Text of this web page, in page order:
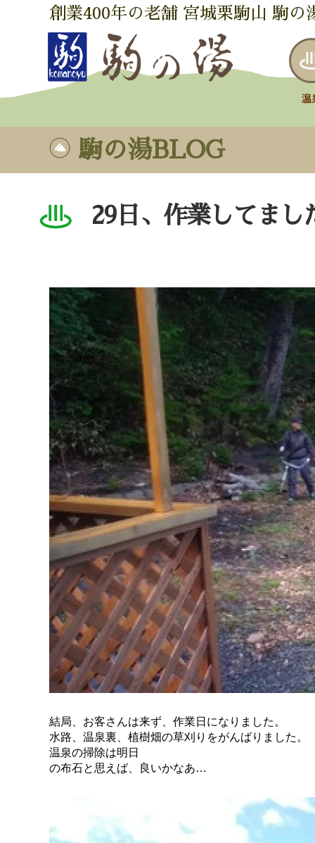
創業400年の老舗 宮城栗駒山 駒の
駒の湯BLOG
29日、作業してまし
結局、お客さんは来ず、作業日になりました。
水路、温泉裏、植樹畑の草刈りをがんばりました。
温泉の掃除は明日
の布石と思えば、良いかなあ…